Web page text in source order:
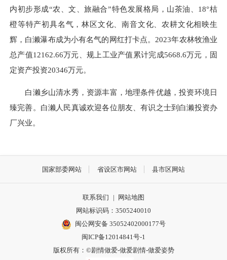
内初步形成“农、文、旅融合”特色发展格局，山茶油、18°桔
橙等特产初具名气，林区文化、南音文化、农耕文化相映生
辉，白濑瀑布成为小有名气的网红打卡点。2023年农林牧渔业
总产值12162.66万元、规上工业产值累计完成5668.6万元，固
定资产投资20346万元。
白濑乡山清水秀，资源丰富，地理条件优越，投资环境日
臻完善。白濑人民真诚欢迎各位朋友、有识之士到白濑投资办
厂兴业。
国家部委网站 省设区市网站 县市区网站
联系我们 |
网站地图
网站标识码：3505240010
闽公网安备 35052402000177号
闽ICP备12014841号-1
版权所有：©剧情做爱-做爱剧情-做爱姿势